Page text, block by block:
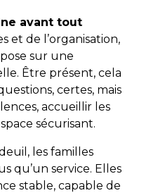
avant tout
et de l’organisation,
sur une
Être présent, cela
certes, mais
accueillir les
sécurisant.
les familles
qu’un service. Elles
stable, capable de